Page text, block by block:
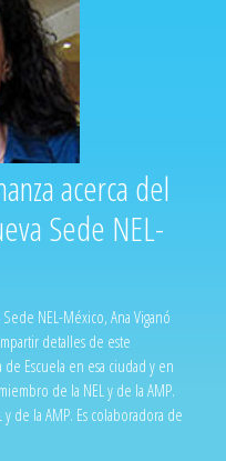
acerca del
Sede NEL-
NEL-México, Ana Viganó
detalles de este
Escuela en esa ciudad y en
de la NEL y de la AMP.
de la AMP. Es colaboradora de